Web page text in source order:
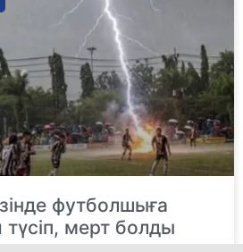
футболшыға
түсіп, мерт болды